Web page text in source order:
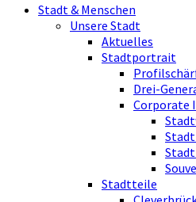
Stadt & Menschen
Unsere Stadt
Aktuelles
Stadtportrait
Drei-
Corporate
Stadtteile